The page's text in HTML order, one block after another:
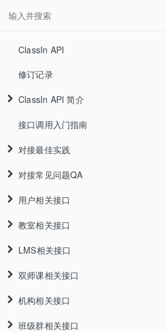
ClassIn API
修订记录
ClassIn API 简介
接口调用入门指南
对接最佳实践
对接常见问题QA
用户相关接口
教室相关接口
LMS相关接口
双师课相关接口
机构相关接口
班级群相关接口